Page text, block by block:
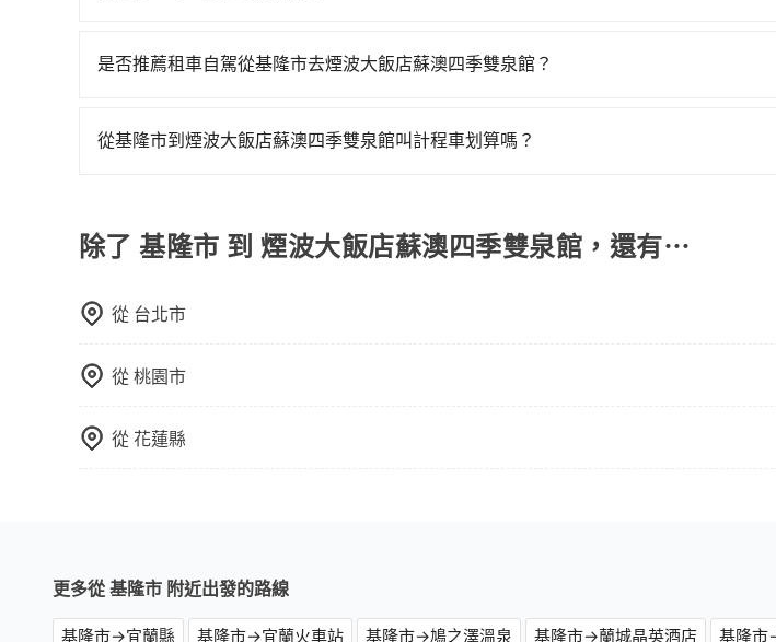
該訂單後再以其他付款方式重新預約行程即可。
是否推薦租車自駕從基隆市去煙波大飯店蘇澳四季雙泉館？
天就要來回，那在基隆路邊可隨租隨借的iRent應該是你最便宜選擇。註冊完iRent的
的車型，如Toyota Yaris、Prius C、Vios這類乘坐體驗較差的車款，如果人數超過四位
座或九人座可供選擇，而且無人租車最令人詬病的就是車況，打開車門才發現仍有上一
卻遲遲尚未歸還，又或者要還車時卻偏偏找不到停車位，對於急著用車或者要載其他乘
點仍有段距離，在遇到下雨天或者載行李時，就顯得非常不便。
從基隆市到煙波大飯店蘇澳四季雙泉館叫計程車划算嗎？
數量約為基隆市的20%、密度僅雙北的0.9%，其叫車的難度是雙北市的120倍。綜合以
質上，tripool都是你從基隆市到煙波大飯店蘇澳四季雙泉館的最佳選擇。
除了 基隆市 到 煙波大飯店蘇澳四季雙泉館，還有⋯
從 台北市
從桃園市
從花蓮縣
更多從 基隆市 附近出發的路線
基隆市→宜蘭縣 基隆市→宜蘭火車站 基隆市→鳩之澤溫泉 基隆市→蘭城晶英酒店 基隆市